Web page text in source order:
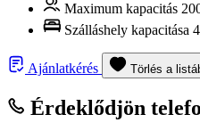
Maximum kapacitás
Szálláshely kapacitása
Ajánlatkérés Törlés a
Érdeklődjön